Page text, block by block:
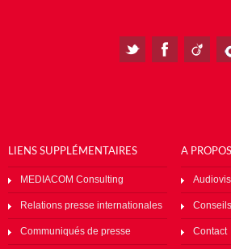
LIENS SUPPLÉMENTAIRES
MEDIACOM Consulting
Relations presse internationales
Communiqués de presse
A
Conseils
Contact